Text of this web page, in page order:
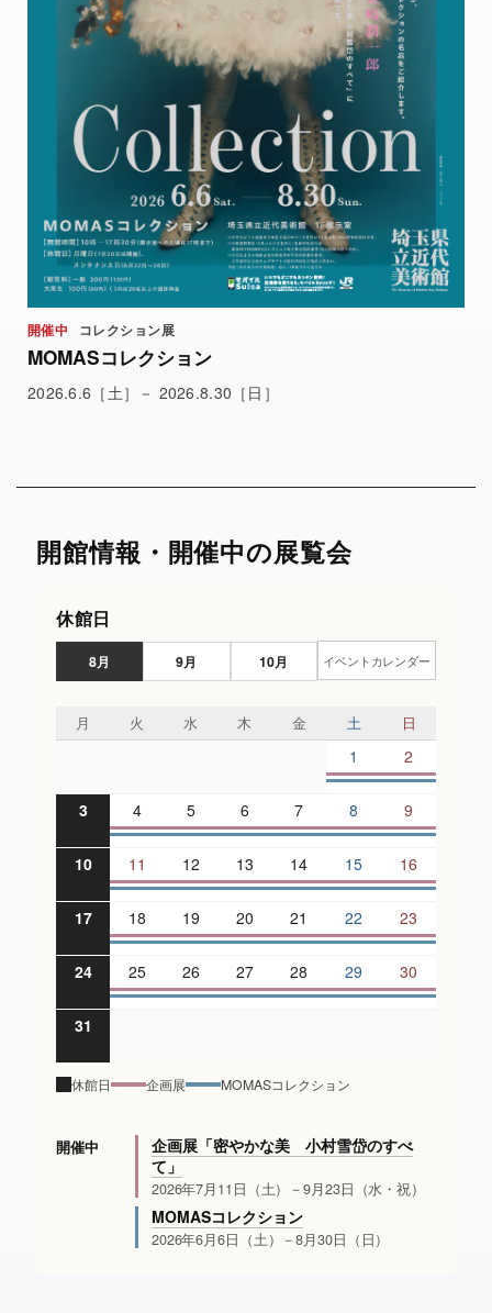
開催中 コレクション展
MOMASコレクション
2026.6.6［土］－ 2026.8.30［日］
開館情報・開催中の展覧会
休館日
8月 9月 10月 イベントカレンダー
月 火 水 木 金 土 日
1 2
3 4 5 6 7 8 9
10 11 12 13 14 15 16
17 18 19 20 21 22 23
24 25 26 27 28 29 30
31
休館日 企画展 MOMASコレクション
開催中
企画展「密やかな美 小村雪岱のすべ
て」
2026年7月11日（土）－9月23日（水・祝）
MOMASコレクション
2026年6月6日（土）－8月30日（日）